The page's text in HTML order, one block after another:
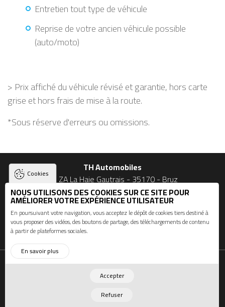
Entretien tout type de véhicule
Reprise de votre ancien véhicule possible
(auto/moto)
> Prix affiché du véhicule révisé et garantie, hors carte
grise et hors frais de mise à la route.
*Sous réserve d'erreurs ou omissions.
TH Automobiles
23 ZA La Haie Gautrais - 35170 - Bruz
02 90 56 09 03 et 06 74 49 53 27
Suivez-nous
MENU : PIED DE PAGE
Accueil Actualités Mentions légales Plan du site
RSS
© 2026 TH Automobiles - Tous droits réservés. Propulsé par
Cookies
NOUS UTILISONS DES COOKIES SUR CE SITE POUR
AMÉLIORER VOTRE EXPÉRIENCE UTILISATEUR
En poursuivant votre navigation, vous acceptez le dépôt de cookies tiers destiné à
vous proposer des vidéos, des boutons de partage, des téléchargements de contenu
à partir de plateformes sociales.
En savoir plus
Accepter
Refuser